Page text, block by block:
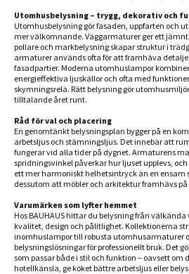
Utomhusbelysning – trygg, dekorativ och
Utomhusbelysning gör fasaden, uppfarten och
mer välkomnande. Väggarmaturer ger ett
pollare och markbelysning skapar struktur i
armaturer används ofta för att framhäva
fasadpartier. Moderna utomhuslampor
energieffektiva ljuskällor och ofta med
skymningsrelä. Rätt belysning gör
tilltalande året runt.
Råd för val och placering
En genomtänkt belysningsplan bygger på en
arbetsljus och stämningsljus. Det innebär att
fungerar vid alla tider på dygnet. Armaturens
spridningsvinkel påverkar hur ljuset upplevs,
ett mer harmoniskt helhetsintryck än en ensam
dessutom att möbler och arkitektur framhävs
Varumärken som lyfter hemmet
Hos BAUHAUS hittar du belysning från
kvalitet, design och pålitlighet. Kollektionerna
inomhuslampor till robusta utomhusarmaturer
belysningslösningar för professionellt bruk. Det
som passar både i stil och funktion – oavsett om
hotellkänsla, ge köket bättre arbetsljus eller